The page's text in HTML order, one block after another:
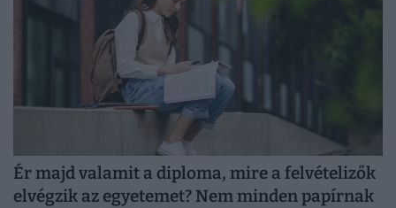
Ér majd valamit a diploma, mire a felvételizők
elvégzik az egyetemet? Nem minden papírnak